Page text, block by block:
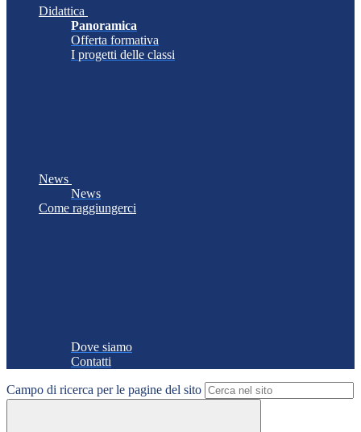
Didattica
Panoramica
Offerta formativa
I progetti delle classi
News
News
Come raggiungerci
Dove siamo
Contatti
Campo di ricerca per le pagine del sito